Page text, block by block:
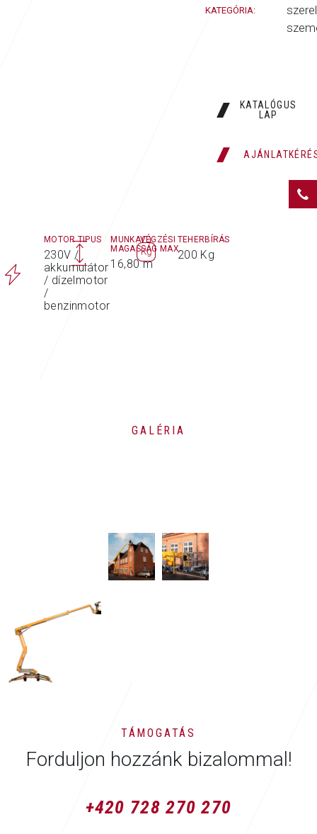
KATEGÓRIA:
KATALÓGUS
LAP
MOTOR TIPUS
230V /
akkumulátor
/ dízelmotor
/
benzinmotor
MUNKAVÉGZÉSI
MAGASSÁG MAX.
16,80 m
TEHERBÍRÁS
200 Kg
GALÉRIA
TÁMOGATÁS
Forduljon hozzánk bizalommal!
+420 728 270 270